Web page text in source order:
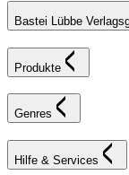
Bastei Lübbe
Produkte
Genres
Hilfe & Services